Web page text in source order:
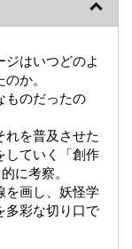
はいつどのよ
か。
ものだったの
れを普及させた
していく「創作
に考察。
を画し、妖怪学
多彩な切り口で